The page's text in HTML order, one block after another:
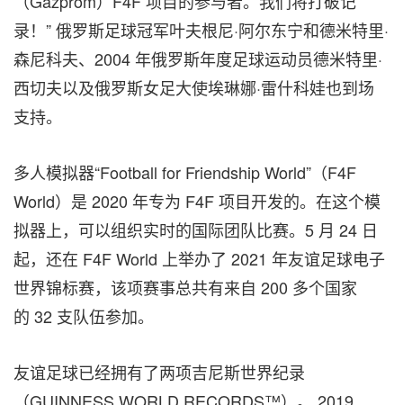
录！” 俄罗斯足球冠军叶夫根尼·阿尔东宁和德米特里·
森尼科夫、2004 年俄罗斯年度足球运动员德米特里·
西切夫以及俄罗斯女足大使埃琳娜·雷什科娃也到场
支持。
多人模拟器“Football for Friendship World”（F4F
World）是 2020 年专为 F4F 项目开发的。在这个模
拟器上，可以组织实时的国际团队比赛。5 月 24 日
起，还在 F4F World 上举办了 2021 年友谊足球电子
世界锦标赛，该项赛事总共有来自 200 多个国家
的 32 支队伍参加。
友谊足球已经拥有了两项吉尼斯世界纪录